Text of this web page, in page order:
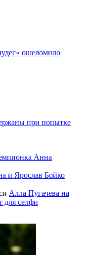
ошеломило
при попытке
Анна
и Ярослав Бойко
Алла Пугачева на
для селфи